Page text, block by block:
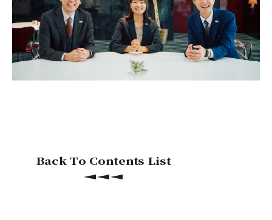
Back To Contents List